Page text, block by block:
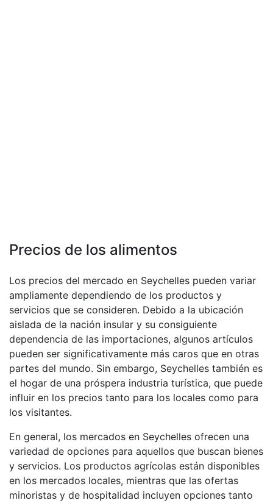
Precios de los alimentos
Los precios del mercado en Seychelles pueden variar
ampliamente dependiendo de los productos y
servicios que se consideren. Debido a la ubicación
aislada de la nación insular y su consiguiente
dependencia de las importaciones, algunos artículos
pueden ser significativamente más caros que en otras
partes del mundo. Sin embargo, Seychelles también es
el hogar de una próspera industria turística, que puede
influir en los precios tanto para los locales como para
los visitantes.
En general, los mercados en Seychelles ofrecen una
variedad de opciones para aquellos que buscan bienes
y servicios. Los productos agrícolas están disponibles
en los mercados locales, mientras que las ofertas
minoristas y de hospitalidad incluyen opciones tanto